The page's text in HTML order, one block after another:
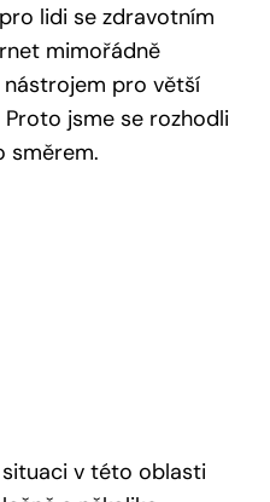
lidi se zdravotním
mimořádně
pro větší
jsme se rozhodli
směrem.
v této oblasti